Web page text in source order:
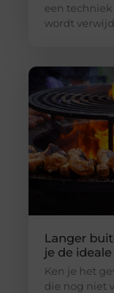
een
wordt
Langer
je de
Ken je het
die nog niet